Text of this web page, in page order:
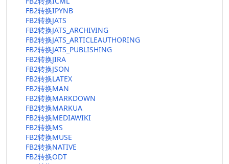
FB2转换IPYNB
FB2转换JATS
FB2转换JATS_ARCHIVING
FB2转换JATS_ARTICLEAUTHORING
FB2转换JATS_PUBLISHING
FB2转换JIRA
FB2转换JSON
FB2转换LATEX
FB2转换MAN
FB2转换MARKDOWN
FB2转换MARKUA
FB2转换MEDIAWIKI
FB2转换MS
FB2转换MUSE
FB2转换NATIVE
FB2转换ODT